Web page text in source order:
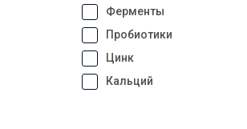
Ферменты
Пробиотики
Цинк
Кальций